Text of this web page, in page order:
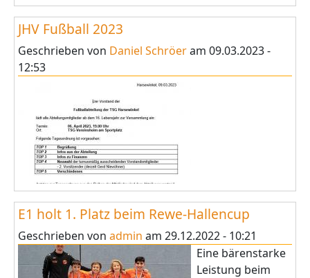
JHV Fußball 2023
Geschrieben von Daniel Schröeram 09.03.2023 -
12:53
E1 holt 1. Platz beim Rewe-Hallencup
Geschrieben von admin am 29.12.2022 - 10:21
Eine bärenstarke
Leistung beim